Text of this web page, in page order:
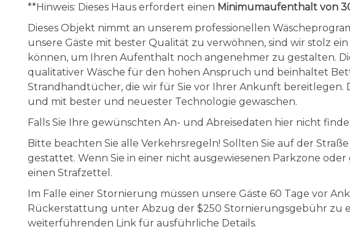
**Hinweis: Dieses Haus erfordert einen Minimumaufenthalt von
Dieses Objekt nimmt an unserem professionellen
unsere Gäste mit bester Qualität zu verwöhnen, sind wir stolz
können, um Ihren Aufenthalt noch angenehmer zu gestalten.
qualitativer Wäsche für den hohen Anspruch und beinhaltet
Strandhandtücher, die wir für Sie vor Ihrer Ankunft bereitlegen.
und mit bester und neuester Technologie gewaschen.
Falls Sie Ihre gewünschten An- und Abreisedaten hier nicht
Bitte beachten Sie alle Verkehrsregeln! Sollten Sie auf der
gestattet. Wenn Sie in einer nicht ausgewiesenen Parkzone
einen Strafzettel.
Im Falle einer Stornierung müssen unsere Gäste 60 Tage vor
Rückerstattung unter Abzug der $250 Stornierungsgebühr zu
weiterführenden Link für ausführliche Details.